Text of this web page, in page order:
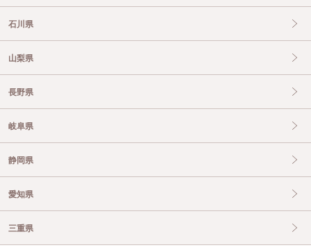
石川県
山梨県
長野県
岐阜県
静岡県
愛知県
三重県